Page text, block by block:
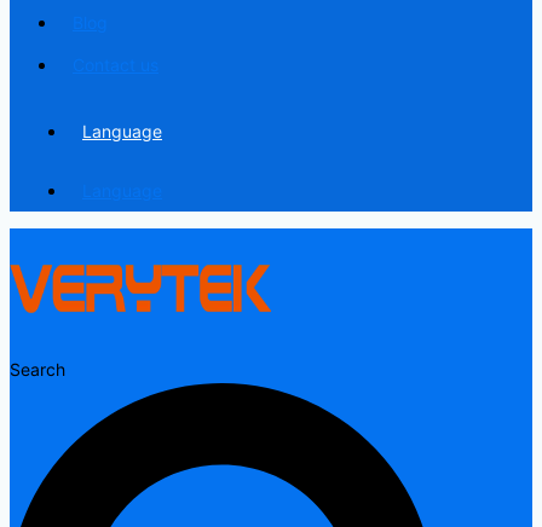
Language
Search